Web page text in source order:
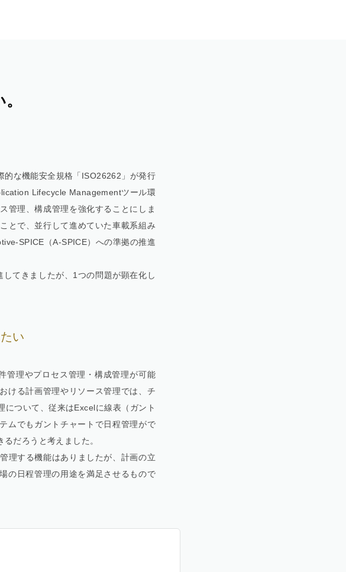
的な機能安全規格「ISO26262」が発行
Lifecycle Managementツール環
管理、構成管理を強化することにしま
とで、並行して進めていた車載系組み
SPICE（A-SPICE）への準拠の推進
てきましたが、1つの問題が顕在化し
い
管理やプロセス管理・構成管理が可能
ける計画管理やリソース管理では、チ
について、従来はExcelに線表（ガント
ムでもガントチャートで日程管理がで
だろうと考えました。
理する機能はありましたが、計画の立
の日程管理の用途を満足させるもので